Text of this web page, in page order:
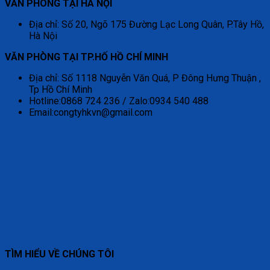
VĂN PHÒNG TẠI HÀ NỘI
Địa chỉ: Số 20, Ngõ 175 Đường Lạc Long Quân, P.Tây Hồ,
Hà Nội
VĂN PHÒNG TẠI TP.HỐ HỒ CHÍ MINH
Địa chỉ: Số 1118 Nguyễn Văn Quá, P Đông Hưng Thuận ,
Tp Hồ Chí Minh
Hotline:0868 724 236 / Zalo:0934 540 488
Email:congtyhkvn@gmail.com
TÌM HIỂU VỀ CHÚNG TÔI